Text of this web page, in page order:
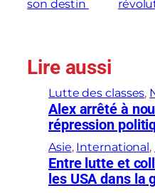
son destin
Lire aussi
Lutte des classes,
Alex arrêté à
répression
Asie, International,
Entre lutte et
les USA dans la